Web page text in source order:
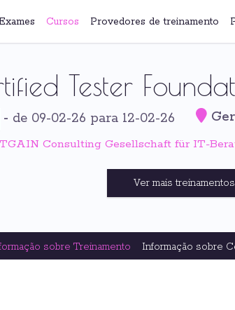
Cursos Provedores de treinamento
Tester
- de 09-02-26 para 12-02-26
Consulting Gesellschaft für IT-
Ver mais treinamentos
sobre Treinamento Informação sobre